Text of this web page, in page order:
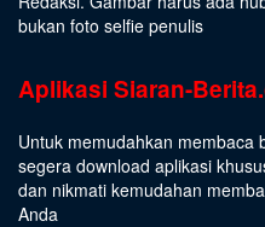
bukan foto selfie penulis
Aplikasi Siaran-
Untuk memudahkan membaca
segera download aplikasi
dan nikmati kemudahan
Anda